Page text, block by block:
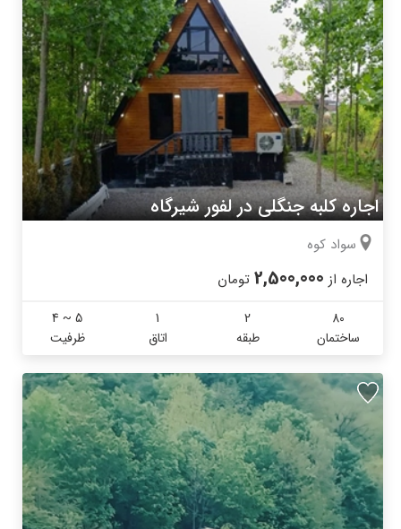
اجاره کلبه جنگلی در لفور شیرگاه
سواد کوه
اجاره از 2,500,000 تومان
80
ساختمان
2
طبقه
1
اتاق
4 ~ 5
ظرفیت